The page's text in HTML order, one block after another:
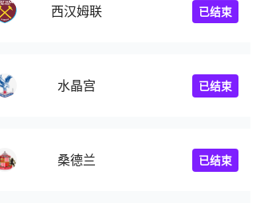
西汉姆联 已结束
水晶宫 已结束
桑德兰 已结束